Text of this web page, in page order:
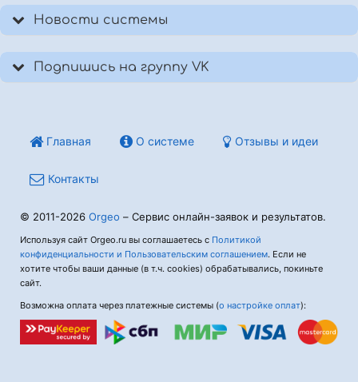
Новости системы
Подпишись на группу VK
Главная О системе Отзывы и идеи
Контакты
© 2011-2026 Orgeo – Сервис онлайн-заявок и результатов.
Используя сайт Orgeo.ru вы соглашаетесь с Политикой
конфиденциальности и Пользовательским соглашением. Если не
хотите чтобы ваши данные (в т.ч. cookies) обрабатывались, покиньте
сайт.
Возможна оплата через платежные системы (о настройке оплат):